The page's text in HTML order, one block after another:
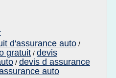
d'assurance auto /
gratuit / devis
/ devis d assurance
auto